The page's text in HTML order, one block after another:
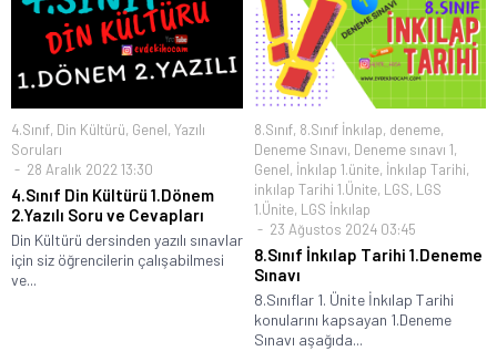
4.Sınıf, Din Kültürü, Genel, Yazılı
Soruları
28 Aralık 2022 13:30
4.Sınıf Din Kültürü 1.Dönem
2.Yazılı Soru ve Cevapları
Din Kültürü dersinden yazılı sınavlar
için siz öğrencilerin çalışabilmesi
ve...
8.Sınıf, 8.Sınıf İnkılap, deneme,
Deneme Sınavı, Deneme sınavı 1,
Genel, İnkılap 1.ünite, İnkılap Tarihi,
inkılap Tarihi 1.Ünite, LGS, LGS
1.Ünite, LGS İnkılap
23 Ağustos 2024 03:45
8.Sınıf İnkılap Tarihi 1.Deneme
Sınavı
8.Sınıflar 1. Ünite İnkılap Tarihi
konularını kapsayan 1.Deneme
Sınavı aşağıda...